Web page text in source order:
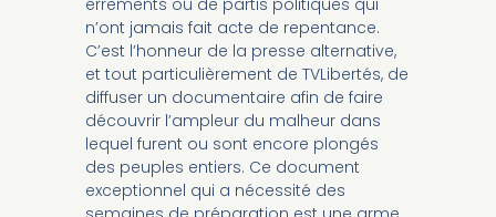
errements ou de partis politiques qui
n’ont jamais fait acte de repentance.
C’est l’honneur de la presse alternative,
et tout particulièrement de TVLibertés, de
diffuser un documentaire afin de faire
découvrir l’ampleur du malheur dans
lequel furent ou sont encore plongés
des peuples entiers. Ce document
exceptionnel qui a nécessité des